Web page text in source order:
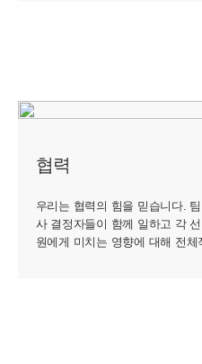
협력
우리는 협력의 힘을 믿습니다.
사 결정자들이 함께 일하고 각
원에게 미치는 영향에 대해 전